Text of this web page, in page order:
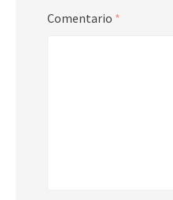
Comentario *